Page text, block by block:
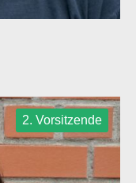
2. Vorsitzende